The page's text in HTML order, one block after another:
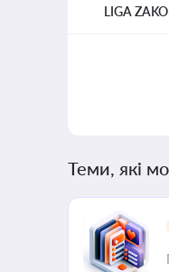
LIGA
Теми, які